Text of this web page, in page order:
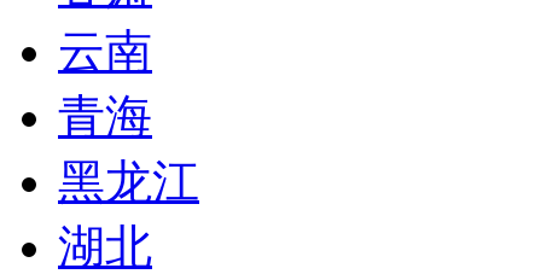
云南
青海
黑龙江
湖北